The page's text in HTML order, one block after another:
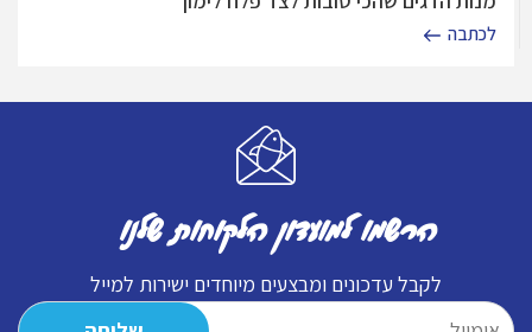
לכתבה
הרשמו למועדון הלקוחות שלנו
לקבל עדכונים ומבצעים מיוחדים ישירות למייל